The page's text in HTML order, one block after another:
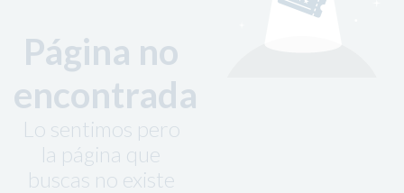
Página no
encontrada
Lo sentimos pero
la página que
buscas no existe